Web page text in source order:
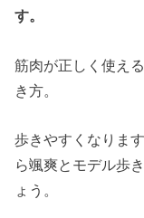
す。
筋肉が正しく使え
き方。
歩きやすくなりま
ら颯爽とモデル歩
ょう。